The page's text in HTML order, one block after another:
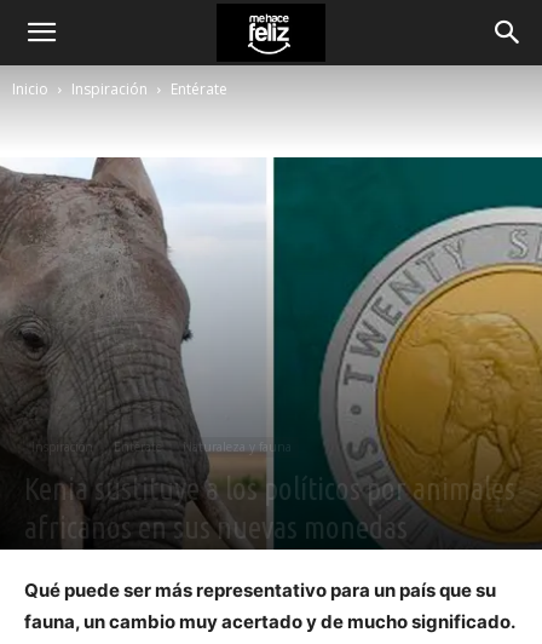
Inicio Inspiración Entérate
Inspiración Entérate Naturaleza y fauna
Kenia sustituye a los políticos por animales
africanos en sus nuevas monedas
Qué puede ser más representativo para un país que su
fauna, un cambio muy acertado y de mucho significado.